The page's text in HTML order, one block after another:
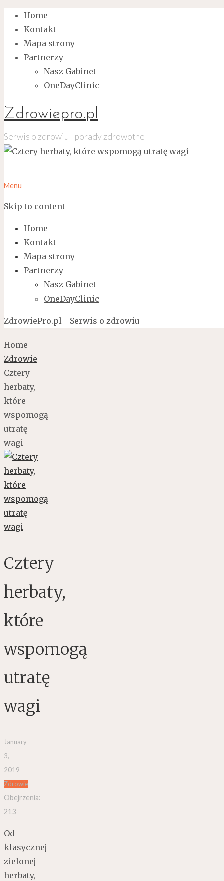
Home
Kontakt
Mapa strony
Partnerzy
Nasz Gabinet
OneDayClinic
Zdrowiepro.pl
Serwis o zdrowiu - porady zdrowotne
Menu
Skip to content
Home
Kontakt
Mapa strony
Partnerzy
Nasz Gabinet
OneDayClinic
ZdrowiePro.pl - Serwis o zdrowiu
Home
Zdrowie
Cztery
herbaty,
które
wspomogą
utratę
wagi
Cztery
herbaty,
które
wspomogą
utratę
wagi
January
3,
2019
Zdrowie
Obejrzenia:
213
Od
klasycznej
zielonej
herbaty,